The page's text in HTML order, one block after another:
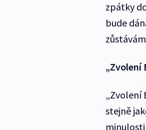
zpátky
bude
„Zvolení
„Zvolení
stejně